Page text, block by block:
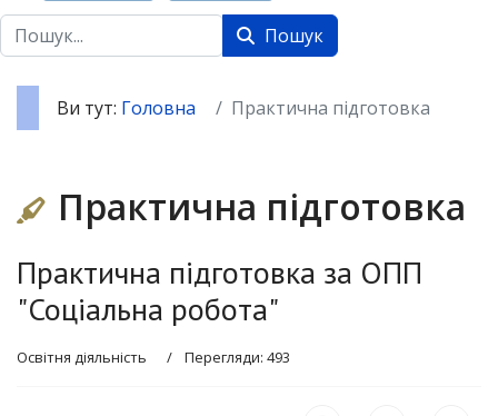
Пошук Пошук
Ви тут: Головна Практична підготовка
Практична підготовка
Практична підготовка за ОПП
"Соціальна робота"
Освітня діяльність Перегляди: 493